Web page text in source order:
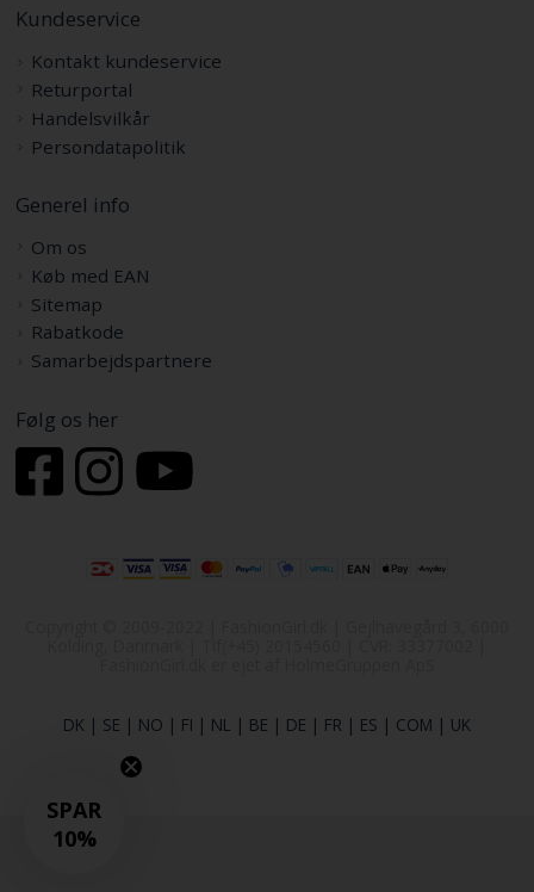
Kundeservice
Kontakt kundeservice
Returportal
Handelsvilkår
Persondatapolitik
Generel info
Om os
Køb med EAN
Sitemap
Rabatkode
Samarbejdspartnere
Følg os her
DK | SE | NO | FI | NL | BE | DE | FR | ES | COM | UK
SPAR
10%